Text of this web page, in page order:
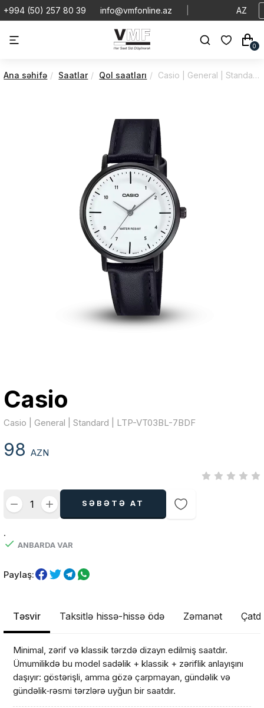
+994 (50) 257 80 39 info@vmfonline.az AZ
0
Ana səhifə Saatlar Qol saatları Casio | General | Standard | LTP-VT03BL-7BDF
Casio
Casio | General | Standard | LTP-VT03BL-7BDF
98AZN
SƏBƏTƏ AT
.
ANBARDA VAR
Paylaş:
Təsvir Taksitlə hissə-hissə ödə Zəmanət
Minimal, zərif və klassik tərzdə dizayn edilmiş saatdır.
Ümumilikdə bu model sadəlik + klassik + zəriflik anlayışını
daşıyır: göstərişli, amma gözə çarpmayan, gündəlik və
gündəlik‑rəsmi tərzlərə uyğun bir saatdır.